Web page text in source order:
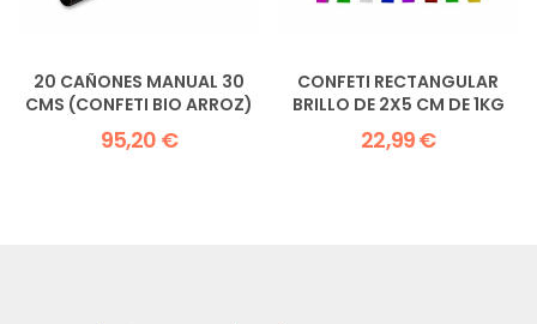
20 CAÑONES MANUAL 30
CMS (CONFETI BIO ARROZ)
95,20 €
CONFETI RECTANGULAR
BRILLO DE 2X5 CM DE 1KG
22,99 €